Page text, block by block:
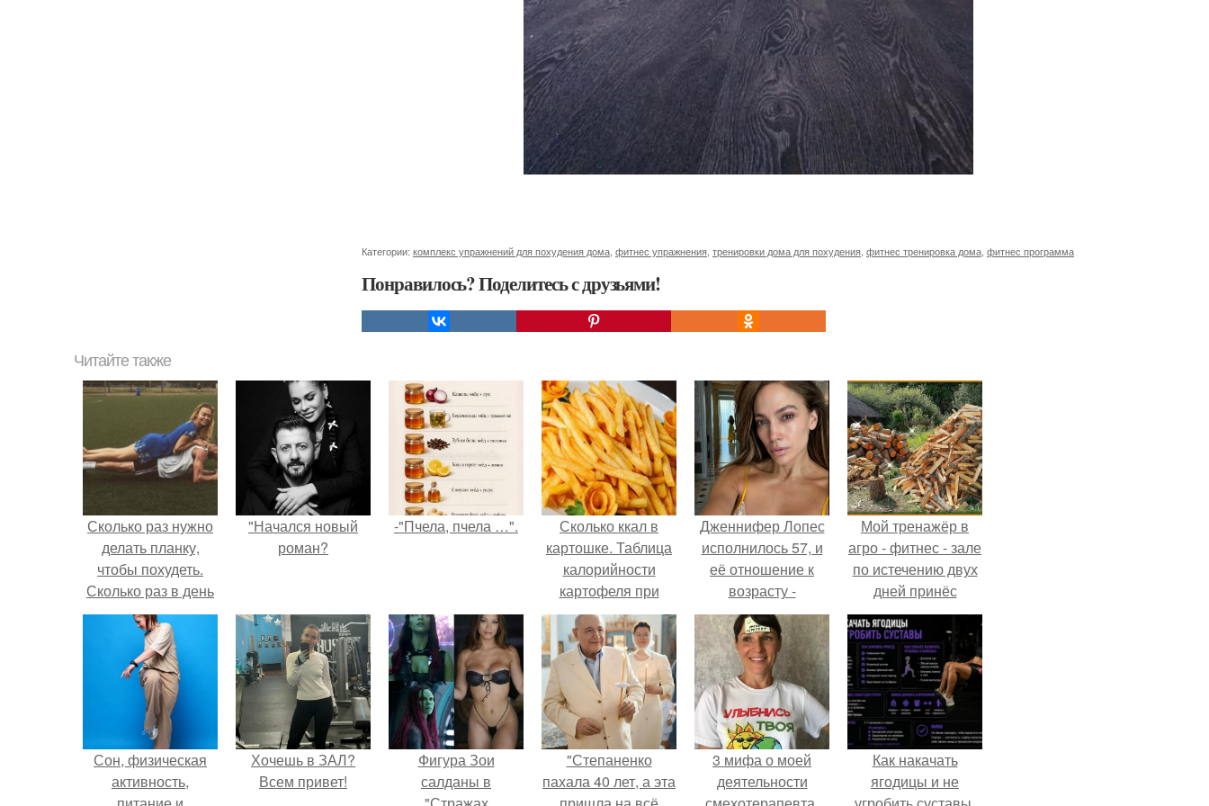
Категории: комплекс упражнений для похудения дома фитнес упражнения тренировки дома для похудения фитнес тренировка дома фитнес программа
Понравилось? Поделитесь с друзьями!
Читайте также
Сколько раз нужно
делать планку,
чтобы похудеть.
Сколько раз в день
делать планку —,
чтобы был
результат для
похудения
"Начался новый
роман?
-"Пчела, пчела …".
Сколько ккал в
картошке. Таблица
калорийности
картофеля при
разной обработке
Дженнифер Лопес
исполнилось 57, и
её отношение к
возрасту -
настоящий
манифест
уверенности: "не
говорите, что я
отлично выгляжу
для 57.
Мой тренажёр в
агро - фитнес - зале
по истечению двух
дней принёс
ощутимый
результат.
Сон, физическая
активность,
Хочешь в ЗАЛ?
Всем привет!
Фигура Зои
салданы в
"Степаненко
пахала 40 лет, а эта
3 мифа о моей
деятельности
Как накачать
ягодицы и не